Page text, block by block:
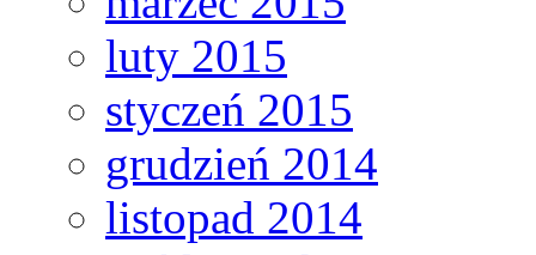
luty 2015
styczeń 2015
grudzień 2014
listopad 2014